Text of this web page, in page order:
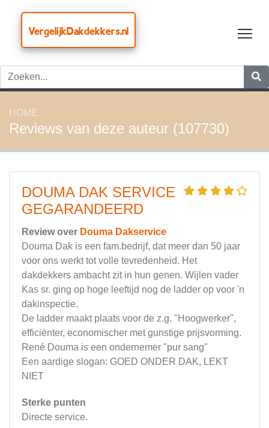
VergelijkDakdekkers.nl
HOME
Reviews van deze auteur (107730)
DOUMA DAK SERVICE
GEGARANDEERD
Review over Douma Dakservice
Douma Dak is een fam.bedrijf, dat meer dan 50 jaar
voor ons werkt tot volle tevredenheid. Het
dakdekkers ambacht zit in hun genen. Wijlen vader
Kas sr. ging op hoge leeftijd nog de ladder op voor 'n
dakinspectie.
De ladder maakt plaats voor de z.g. "Hoogwerker",
efficiënter, economischer met gunstige prijsvorming.
René Douma is een ondernemer "pur sang"
Een aardige slogan: GOED ONDER DAK, LEKT
NIET
Sterke punten
Directe service.